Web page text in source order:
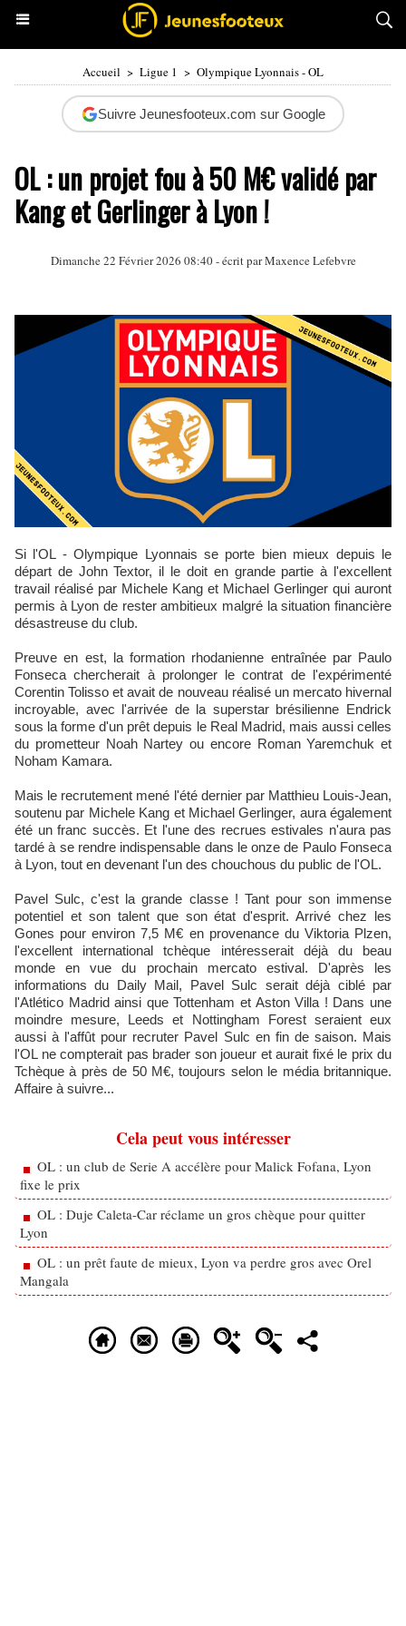
Accueil > Ligue 1 > Olympique Lyonnais - OL
Suivre Jeunesfooteux.com sur Google
OL : un projet fou à 50 M€ validé par
Kang et Gerlinger à Lyon !
Dimanche 22 Février 2026 08:40 - écrit par Maxence Lefebvre
Si l'OL - Olympique Lyonnais se porte bien mieux depuis le
départ de John Textor, il le doit en grande partie à l'excellent
travail réalisé par Michele Kang et Michael Gerlinger qui auront
permis à Lyon de rester ambitieux malgré la situation financière
désastreuse du club.
Preuve en est, la formation rhodanienne entraînée par Paulo
Fonseca chercherait à prolonger le contrat de l'expérimenté
Corentin Tolisso et avait de nouveau réalisé un mercato hivernal
incroyable, avec l'arrivée de la superstar brésilienne Endrick
sous la forme d'un prêt depuis le Real Madrid, mais aussi celles
du prometteur Noah Nartey ou encore Roman Yaremchuk et
Noham Kamara.
Mais le recrutement mené l'été dernier par Matthieu Louis-Jean,
soutenu par Michele Kang et Michael Gerlinger, aura également
été un franc succès. Et l'une des recrues estivales n'aura pas
tardé à se rendre indispensable dans le onze de Paulo Fonseca
à Lyon, tout en devenant l'un des chouchous du public de l'OL.
Pavel Sulc, c'est la grande classe ! Tant pour son immense
potentiel et son talent que son état d'esprit. Arrivé chez les
Gones pour environ 7,5 M€ en provenance du Viktoria Plzen,
l'excellent international tchèque intéresserait déjà du beau
monde en vue du prochain mercato estival. D'après les
informations du Daily Mail, Pavel Sulc serait déjà ciblé par
l'Atlético Madrid ainsi que Tottenham et Aston Villa ! Dans une
moindre mesure, Leeds et Nottingham Forest seraient eux
aussi à l'affût pour recruter Pavel Sulc en fin de saison. Mais
l'OL ne compterait pas brader son joueur et aurait fixé le prix du
Tchèque à près de 50 M€, toujours selon le média britannique.
Affaire à suivre...
Cela peut vous intéresser
OL : un club de Serie A accélère pour Malick Fofana, Lyon
fixe le prix
OL : Duje Caleta-Car réclame un gros chèque pour quitter
Lyon
OL : un prêt faute de mieux, Lyon va perdre gros avec Orel
Mangala